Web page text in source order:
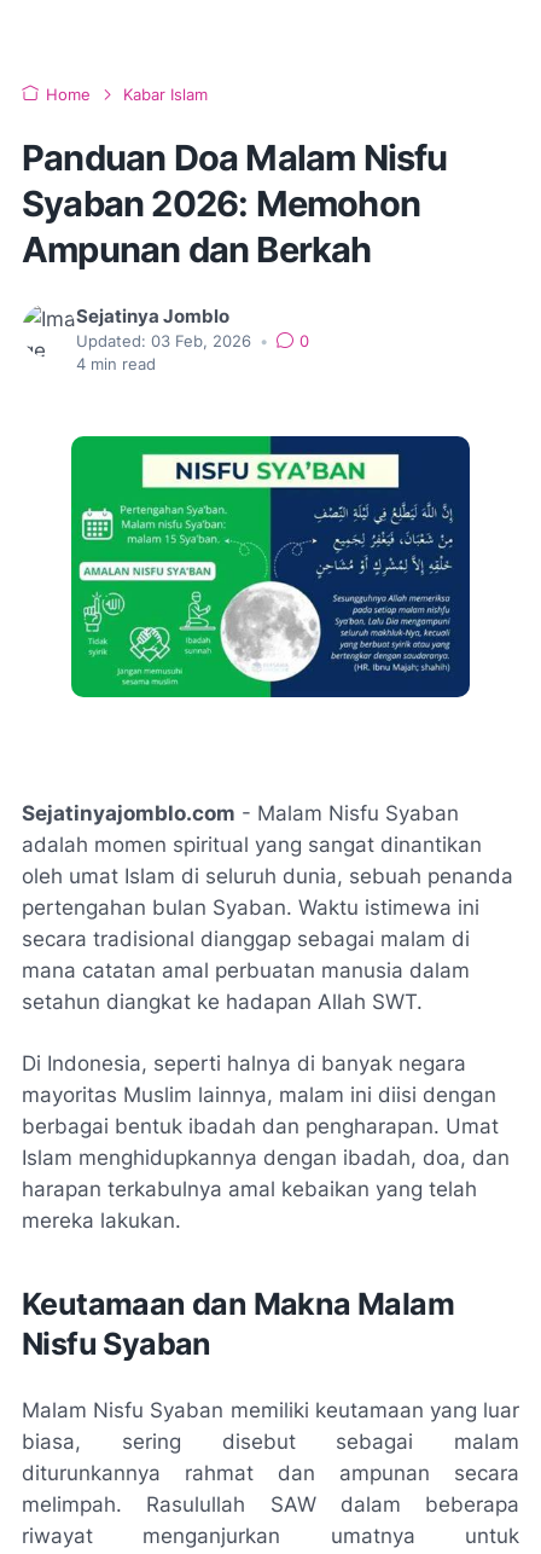
Home Kabar Islam
Panduan Doa Malam Nisfu
Syaban 2026: Memohon
Ampunan dan Berkah
Sejatinya Jomblo
Updated: 03 Feb, 2026 •
0
4 min read
Sejatinyajomblo.com - Malam Nisfu Syaban
adalah momen spiritual yang sangat dinantikan
oleh umat Islam di seluruh dunia, sebuah penanda
pertengahan bulan Syaban. Waktu istimewa ini
secara tradisional dianggap sebagai malam di
mana catatan amal perbuatan manusia dalam
setahun diangkat ke hadapan Allah SWT.
Di Indonesia, seperti halnya di banyak negara
mayoritas Muslim lainnya, malam ini diisi dengan
berbagai bentuk ibadah dan pengharapan. Umat
Islam menghidupkannya dengan ibadah, doa, dan
harapan terkabulnya amal kebaikan yang telah
mereka lakukan.
Keutamaan dan Makna Malam
Nisfu Syaban
Malam Nisfu Syaban memiliki keutamaan yang luar
biasa, sering disebut sebagai malam
diturunkannya rahmat dan ampunan secara
melimpah. Rasulullah SAW dalam beberapa
riwayat menganjurkan umatnya untuk